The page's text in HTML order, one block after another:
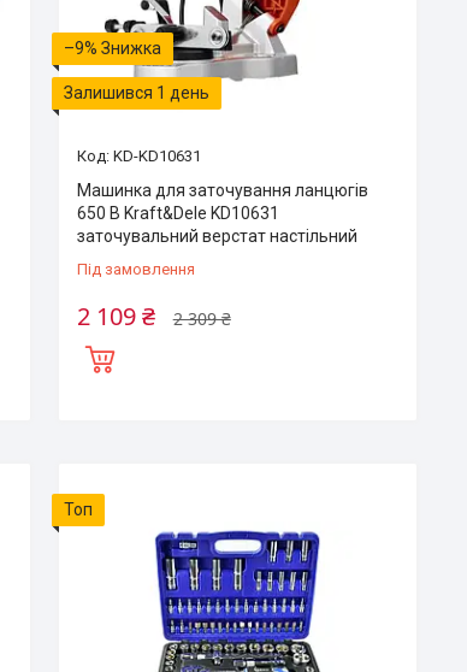
–9%
Залишився 1 день
KD-KD10631
Машинка для заточування ланцюгів
650 В Kraft&Dele KD10631
заточувальний верстат настільний
Під замовлення
2 309 ₴
2 109 ₴
Топ